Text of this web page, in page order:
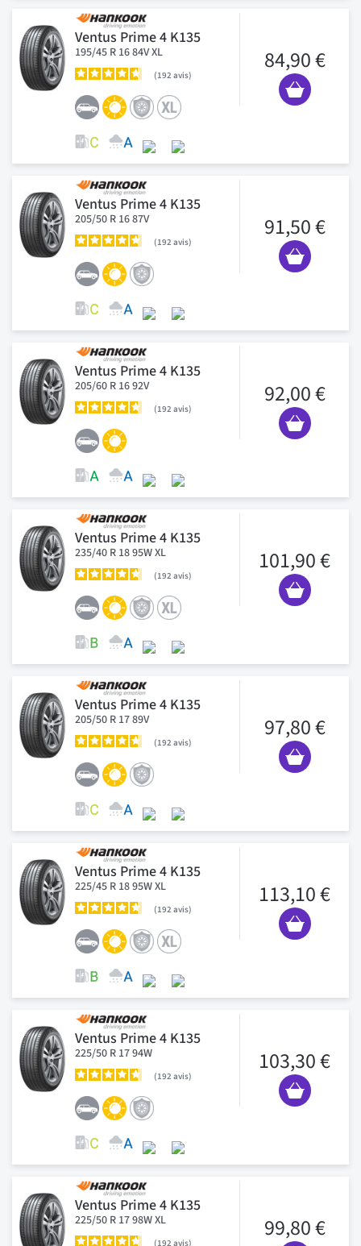
Ventus Prime 4 K135
195/45 R 16 84V XL
192 avis
84,90 €
Ventus Prime 4 K135
205/50 R 16 87V
192 avis
91,50 €
Ventus Prime 4 K135
205/60 R 16 92V
192 avis
92,00 €
Ventus Prime 4 K135
235/40 R 18 95W XL
192 avis
101,90 €
Ventus Prime 4 K135
205/50 R 17 89V
192 avis
97,80 €
Ventus Prime 4 K135
225/45 R 18 95W XL
192 avis
113,10 €
Ventus Prime 4 K135
225/50 R 17 94W
192 avis
103,30 €
Ventus Prime 4 K135
225/50 R 17 98W XL
192 avis
99,80 €